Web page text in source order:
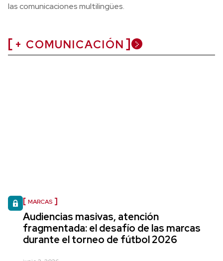
las comunicaciones multilingües.
+ COMUNICACIÓN
MARCAS
Audiencias masivas, atención
fragmentada: el desafío de las marcas
durante el torneo de fútbol 2026